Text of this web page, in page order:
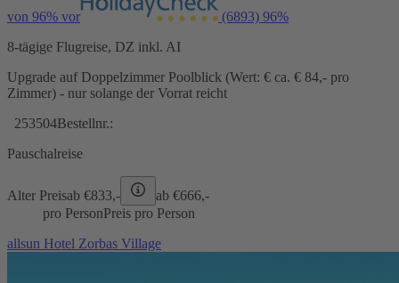
von 96% vor (6893) 96%
8-tägige Flugreise, DZ inkl. AI
Upgrade auf Doppelzimmer Poolblick (Wert: € ca. € 84,- pro
Zimmer) - nur solange der Vorrat reicht
253504Bestellnr.:
Pauschalreise
Alter Preisab €833,- ab €666,-
pro PersonPreis pro Person
allsun Hotel Zorbas Village